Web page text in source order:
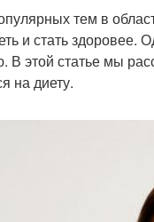
тем в
и стать
В этой статье мы
на диету.